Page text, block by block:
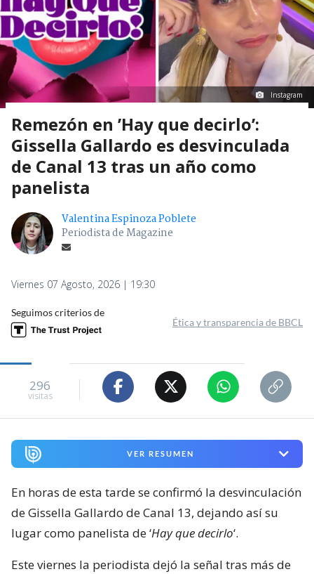
Instagram
Remezón en ’Hay que decirlo’:
Gissella Gallardo es desvinculada
de Canal 13 tras un año como
panelista
Valentina Espinoza Poblete
Periodista de Magazine
Viernes 07 Agosto, 2026 | 19:30
Seguimos criterios de
Ética y transparencia de BBCL
296
visitas
VER RESUMEN
En horas de esta tarde se confirmó la desvinculación
de Gissella Gallardo de Canal 13, dejando así su
lugar como panelista de ‘Hay que decirlo‘.
Este viernes la periodista dejó la señal tras más de